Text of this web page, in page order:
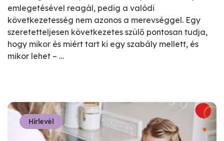
emlegetésével reagál, pedig a valódi
következetesség nem azonos a merevséggel. Egy
szeretetteljesen következetes szülő pontosan tudja,
hogy mikor és miért tart ki egy szabály mellett, és
mikor lehet – …
Hírlevél